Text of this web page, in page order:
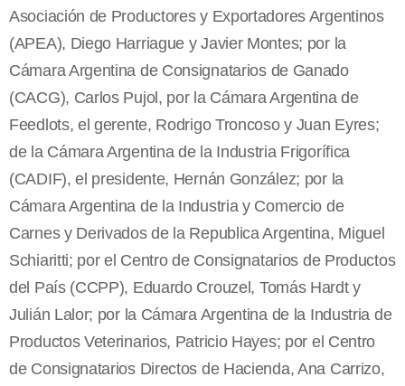
Asociación de Productores y Exportadores Argentinos
(APEA), Diego Harriague y Javier Montes; por la
Cámara Argentina de Consignatarios de Ganado
(CACG), Carlos Pujol, por la Cámara Argentina de
Feedlots, el gerente, Rodrigo Troncoso y Juan Eyres;
de la Cámara Argentina de la Industria Frigorífica
(CADIF), el presidente, Hernán González; por la
Cámara Argentina de la Industria y Comercio de
Carnes y Derivados de la Republica Argentina, Miguel
Schiaritti; por el Centro de Consignatarios de Productos
del País (CCPP), Eduardo Crouzel, Tomás Hardt y
Julián Lalor; por la Cámara Argentina de la Industria de
Productos Veterinarios, Patricio Hayes; por el Centro
de Consignatarios Directos de Hacienda, Ana Carrizo,